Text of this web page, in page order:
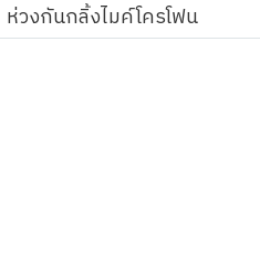
ห่วงกันกลิ้งไมค์โครโฟน